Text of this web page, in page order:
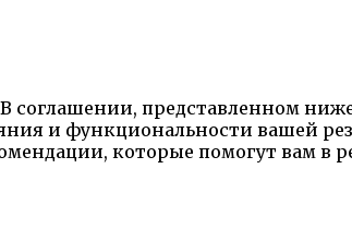
соглашении, представленном
и функциональности вашей
которые помогут вам в